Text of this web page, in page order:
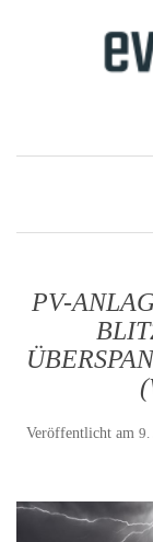
PV-
Veröffentlicht am 9.